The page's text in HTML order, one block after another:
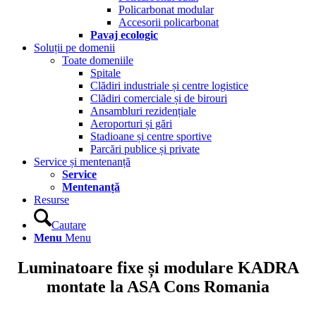
Policarbonat modular
Accesorii policarbonat
Pavaj ecologic
Soluții pe domenii
Toate domeniile
Spitale
Clădiri industriale și centre logistice
Clădiri comerciale și de birouri
Ansambluri rezidențiale
Aeroporturi și gări
Stadioane și centre sportive
Parcări publice și private
Service și mentenanță
Service
Mentenanță
Resurse
Cautare
Menu Menu
Luminatoare fixe și modulare KADRA
montate la ASA Cons Romania